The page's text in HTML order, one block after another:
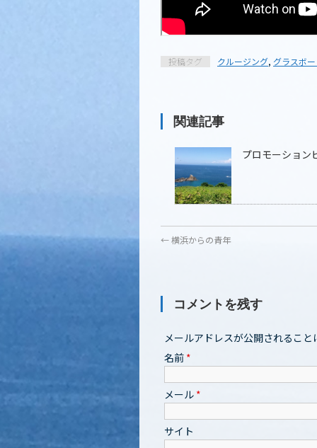
投稿タグ クルージング, グラスボ
関連記事
プロモーション
←横浜からの青年
コメントを残す
メールアドレスが公開されるこ
名前 *
メール *
サイト